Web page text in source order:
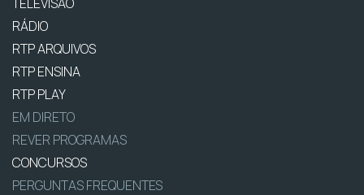
RÁDIO
RTP ARQUIVOS
RTP ENSINA
RTP PLAY
EM DIRETO
REVER PROGRAMAS
CONCURSOS
PERGUNTAS FREQUENTES